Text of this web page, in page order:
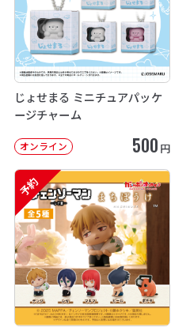
じょせまる ミニチュアパッケ
ージチャーム
オンライン 500 円
予約